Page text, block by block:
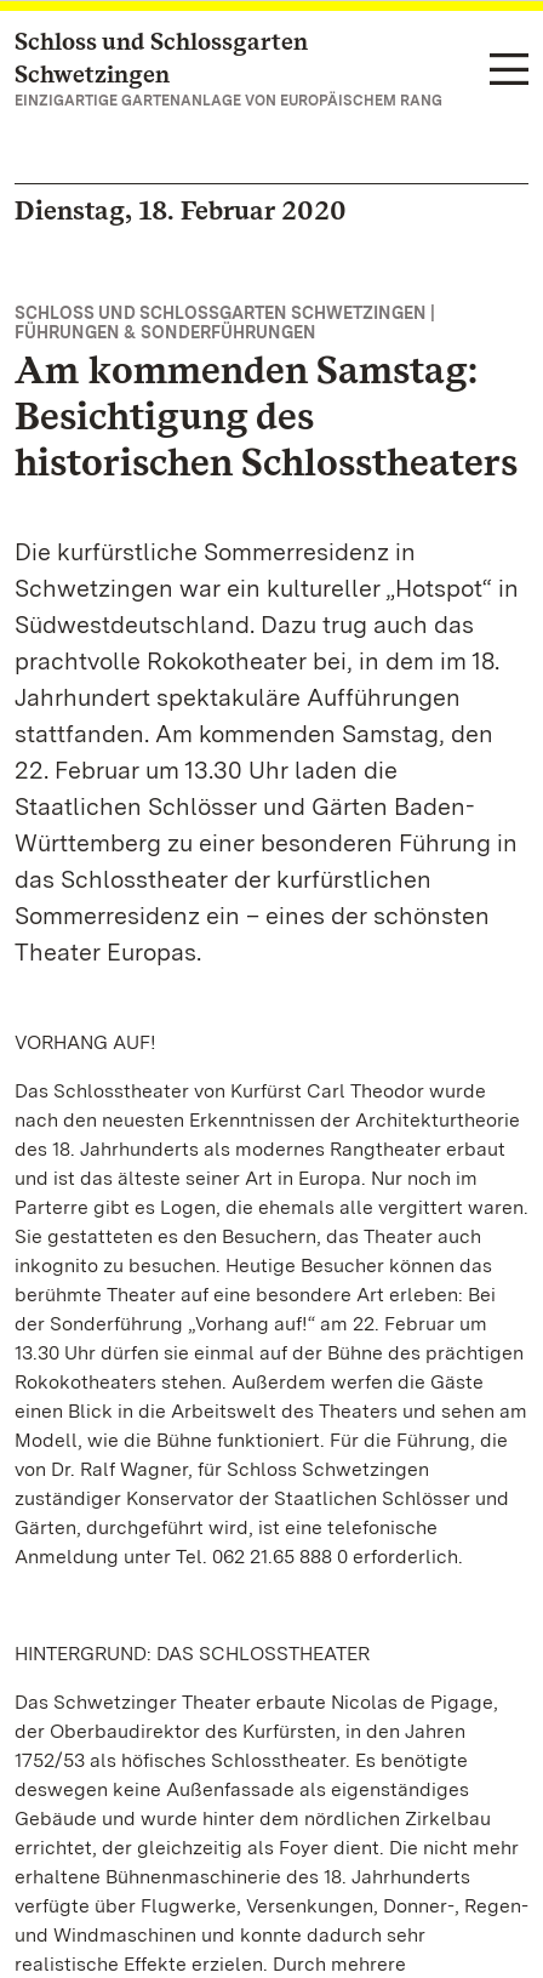
Zum Hauptinhalt springen
Schloss und Schlossgarten
Schwetzingen
EINZIGARTIGE GARTENANLAGE VON EUROPÄISCHEM RANG
Dienstag, 18. Februar 2020
SCHLOSS UND SCHLOSSGARTEN SCHWETZINGEN |
FÜHRUNGEN & SONDERFÜHRUNGEN
Am kommenden Samstag:
Besichtigung des
historischen Schlosstheaters
Die kurfürstliche Sommerresidenz in
Schwetzingen war ein kultureller „Hotspot“ in
Südwestdeutschland. Dazu trug auch das
prachtvolle Rokokotheater bei, in dem im 18.
Jahrhundert spektakuläre Aufführungen
stattfanden. Am kommenden Samstag, den
22. Februar um 13.30 Uhr laden die
Staatlichen Schlösser und Gärten Baden-
Württemberg zu einer besonderen Führung in
das Schlosstheater der kurfürstlichen
Sommerresidenz ein – eines der schönsten
Theater Europas.
VORHANG AUF!
Das Schlosstheater von Kurfürst Carl Theodor wurde
nach den neuesten Erkenntnissen der Architekturtheorie
des 18. Jahrhunderts als modernes Rangtheater erbaut
und ist das älteste seiner Art in Europa. Nur noch im
Parterre gibt es Logen, die ehemals alle vergittert waren.
Sie gestatteten es den Besuchern, das Theater auch
inkognito zu besuchen. Heutige Besucher können das
berühmte Theater auf eine besondere Art erleben: Bei
der Sonderführung „Vorhang auf!“ am 22. Februar um
13.30 Uhr dürfen sie einmal auf der Bühne des prächtigen
Rokokotheaters stehen. Außerdem werfen die Gäste
einen Blick in die Arbeitswelt des Theaters und sehen am
Modell, wie die Bühne funktioniert. Für die Führung, die
von Dr. Ralf Wagner, für Schloss Schwetzingen
zuständiger Konservator der Staatlichen Schlösser und
Gärten, durchgeführt wird, ist eine telefonische
Anmeldung unter Tel. 062 21.65 888 0 erforderlich.
HINTERGRUND: DAS SCHLOSSTHEATER
Das Schwetzinger Theater erbaute Nicolas de Pigage,
der Oberbaudirektor des Kurfürsten, in den Jahren
1752/53 als höfisches Schlosstheater. Es benötigte
deswegen keine Außenfassade als eigenständiges
Gebäude und wurde hinter dem nördlichen Zirkelbau
errichtet, der gleichzeitig als Foyer dient. Die nicht mehr
erhaltene Bühnenmaschinerie des 18. Jahrhunderts
verfügte über Flugwerke, Versenkungen, Donner-, Regen-
und Windmaschinen und konnte dadurch sehr
realistische Effekte erzielen. Durch mehrere